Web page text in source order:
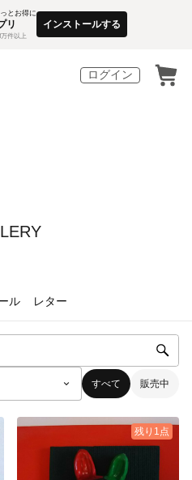
とお得に
リ
万件以上
インストールする
ログイン
ル レター
すべて 販売中
残り1点